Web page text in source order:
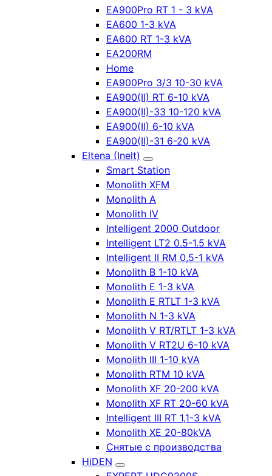
EA900Pro RT 1 - 3 kVA
EA600 1-3 kVA
EA600 RT 1-3 kVA
EA200RM
Home
EA900Pro 3/3 10-30 kVA
EA900(II) RT 6-10 kVA
EA900(II)-33 10-120 kVA
EA900(II) 6-10 kVA
EA900(II)-31 6-20 kVA
Eltena (Inelt)
Smart Station
Monolith XFM
Monolith A
Monolith IV
Intelligent 2000 Outdoor
Intelligent LT2 0.5-1.5 kVA
Intelligent II RM 0,5-1 kVA
Monolith B 1-10 kVA
Monolith E 1-3 kVA
Monolith E RTLT 1-3 kVA
Monolith N 1-3 kVA
Monolith V RT/RTLT 1-3 kVA
Monolith V RT2U 6-10 kVA
Monolith III 1-10 kVA
Monolith RTM 10 kVA
Monolith XF 20-200 kVA
Monolith XF RT 20-60 kVA
Intelligent III RT 1,1-3 kVA
Monolith XE 20-80kVA
Снятые с производства
HiDEN